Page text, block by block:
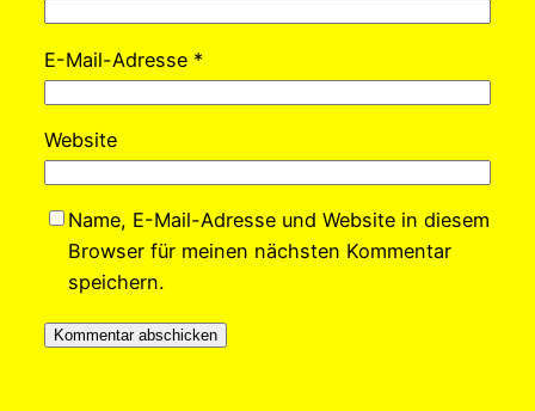
E-Mail-Adresse *
Website
Name, E-Mail-Adresse und Website in diesem
Browser für meinen nächsten Kommentar
speichern.